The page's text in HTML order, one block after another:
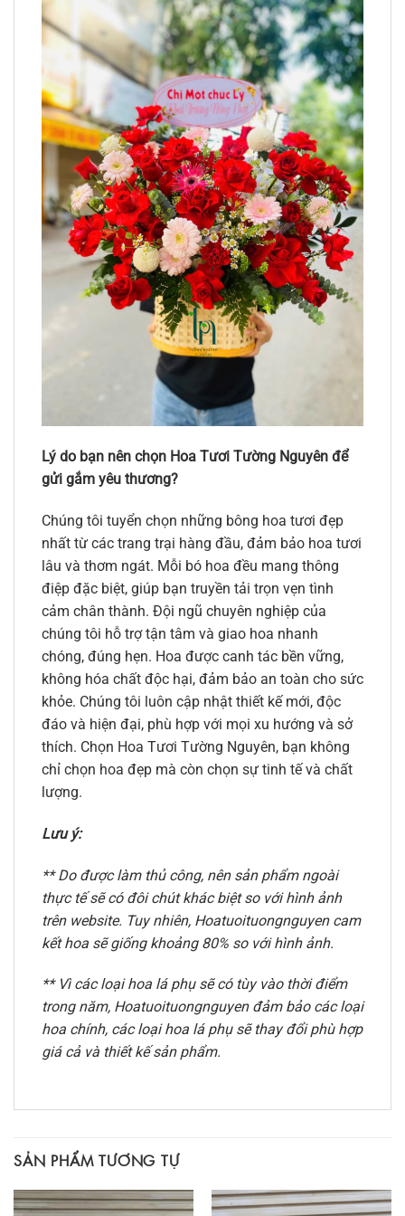
Lý do bạn nên chọn Hoa Tươi Tường Nguyên để
gửi gắm yêu thương?
Chúng tôi tuyển chọn những bông hoa tươi đẹp
nhất từ các trang trại hàng đầu, đảm bảo hoa tươi
lâu và thơm ngát. Mỗi bó hoa đều mang thông
điệp đặc biệt, giúp bạn truyền tải trọn vẹn tình
cảm chân thành. Đội ngũ chuyên nghiệp của
chúng tôi hỗ trợ tận tâm và giao hoa nhanh
chóng, đúng hẹn. Hoa được canh tác bền vững,
không hóa chất độc hại, đảm bảo an toàn cho sức
khỏe. Chúng tôi luôn cập nhật thiết kế mới, độc
đáo và hiện đại, phù hợp với mọi xu hướng và sở
thích. Chọn Hoa Tươi Tường Nguyên, bạn không
chỉ chọn hoa đẹp mà còn chọn sự tinh tế và chất
lượng.
Lưu ý:
** Do được làm thủ công, nên sản phẩm ngoài
thực tế sẽ có đôi chút khác biệt so với hình ảnh
trên website. Tuy nhiên, Hoatuoituongnguyen cam
kết hoa sẽ giống khoảng 80% so với hình ảnh.
** Vì các loại hoa lá phụ sẽ có tùy vào thời điểm
trong năm, Hoatuoituongnguyen đảm bảo các loại
hoa chính, các loại hoa lá phụ sẽ thay đổi phù hợp
giá cả và thiết kế sản phẩm.
SẢN PHẨM TƯƠNG TỰ